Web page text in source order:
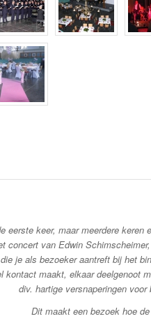
eerste keer, maar meerdere keren
concert van Edwin
die je alsbezoeker aantreft bij het
kontact maakt, elkaar deelgenoot
div. hartige versnaperingen voor
Dit maakt een bezoek hoe